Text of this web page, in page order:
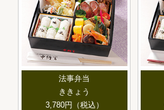
法事弁当
ききょう
3,780円（税込）